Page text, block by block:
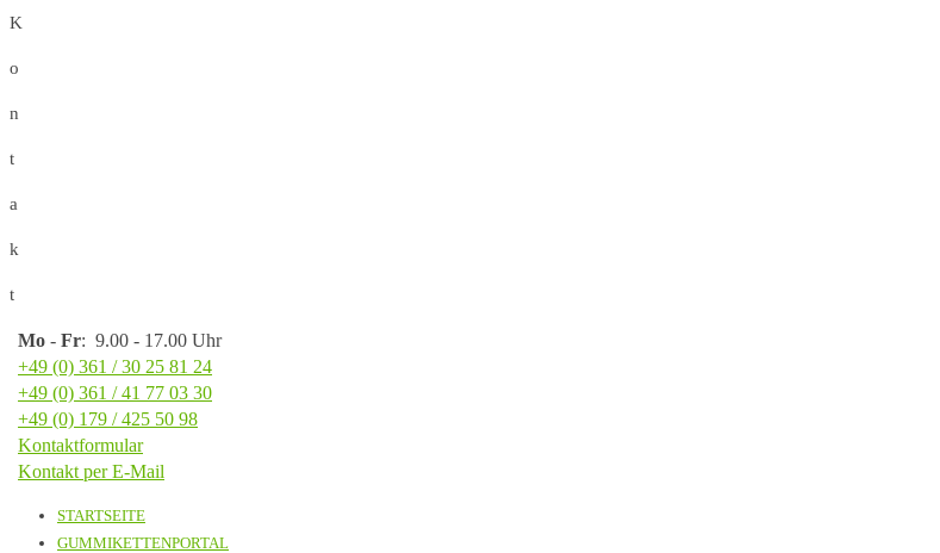
K
o
n
t
a
k
t
Mo - Fr: 9.00 - 17.00 Uhr
+49 (0) 361 / 30 25 81 24
+49 (0) 361 / 41 77 03 30
+49 (0) 179 / 425 50 98
Kontaktformular
Kontakt per E-Mail
STARTSEITE
GUMMIKETTENPORTAL